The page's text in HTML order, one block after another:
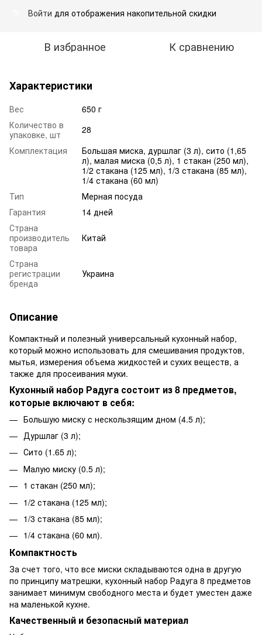
Войти для отображения накопительной скидки
В избранное К сравнению
Характеристики
Вес
650 г
Количество в
упаковке, шт
28
Комплектация
Большая миска, дуршлаг (3 л), сито (1,65
л), малая миска (0,5 л), 1 стакан (250 мл),
1/2 стакана (125 мл), 1/3 стакана (85 мл),
1/4 стакана (60 мл)
Тип
Мерная посуда
Гарантия
14 дней
Страна
производитель
товара
Китай
Страна
регистрации
бренда
Украина
Описание
Компактный и полезный универсальный кухонный набор,
который можно использовать для смешивания продуктов,
мытья, измерения объема жидкостей и сухих веществ, а
также для просеивания муки.
Кухонный набор Радуга состоит из 8 предметов,
которые включают в себя:
Большую миску с нескользящим дном (4.5 л);
Дуршлаг (3 л);
Сито (1.65 л);
Малую миску (0.5 л);
1 стакан (250 мл);
1/2 стакана (125 мл);
1/3 стакана (85 мл);
1/4 стакана (60 мл).
Компактность
За счет того, что все миски складываются одна в другую
по принципу матрешки, кухонный набор Радуга 8 предметов
занимает минимум свободного места и будет уместен даже
на маленькой кухне.
Качественный и безопасный материал